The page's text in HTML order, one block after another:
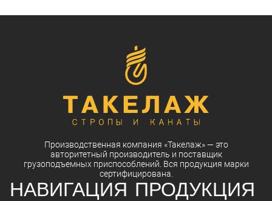
Производственная компания «Такелаж»— это
авторитетный производитель и поставщик
грузоподъемных приспособлений. Вся продукция марки
сертифицирована.
НАВИГАЦИЯ ПРОДУКЦИЯ